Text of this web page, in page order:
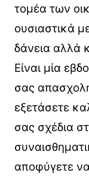
τομέα των
ουσιαστικά
δάνεια αλλά
Είναι μία
σας
εξετάσετε
σας σχέδια
αποφύγετε